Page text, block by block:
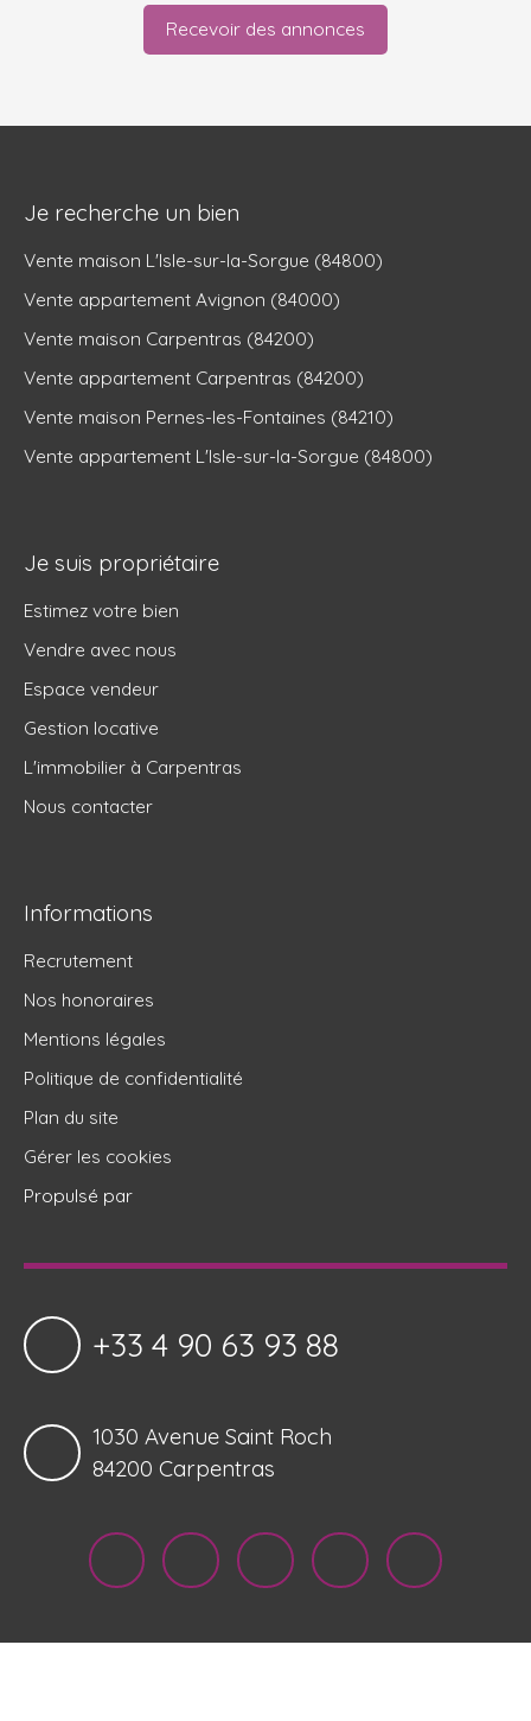
Recevoir des annonces
Je recherche un bien
Vente maison L'Isle-sur-la-Sorgue (84800)
Vente appartement Avignon (84000)
Vente maison Carpentras (84200)
Vente appartement Carpentras (84200)
Vente maison Pernes-les-Fontaines (84210)
Vente appartement L'Isle-sur-la-Sorgue (84800)
Je suis propriétaire
Estimez votre bien
Vendre avec nous
Espace vendeur
Gestion locative
L'immobilier à Carpentras
Nous contacter
Informations
Recrutement
Nos honoraires
Mentions légales
Politique de confidentialité
Plan du site
Gérer les cookies
Propulsé par
+33 4 90 63 93 88
1030 Avenue Saint Roch
84200 Carpentras